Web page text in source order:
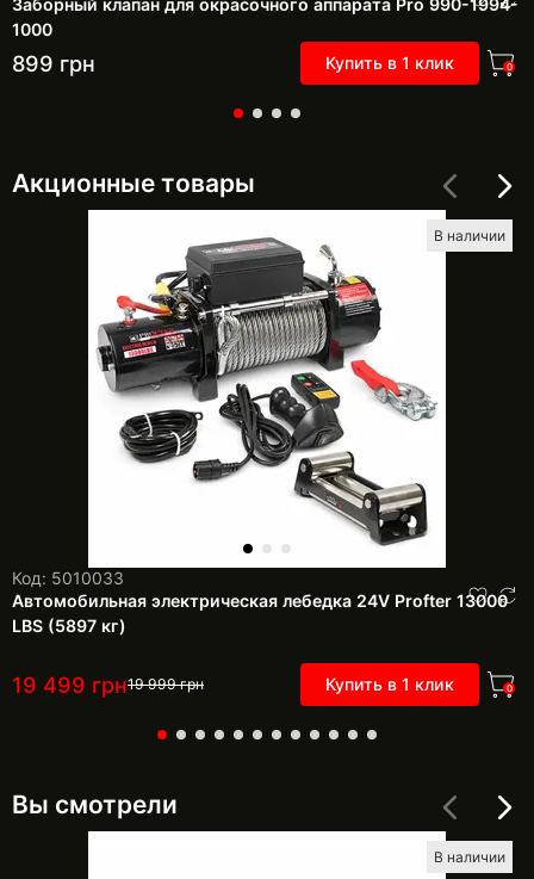
Заборный клапан для окрасочного аппарата Pro 990-1994-
1000
899 грн Купить в 1 клик 0
Акционные товары
В наличии
Код: 5010033
Автомобильная электрическая лебедка 24V Profter 13000
LBS (5897 кг)
19 499 грн19 999грн Купить в 1 клик 0
Вы смотрели
В наличии